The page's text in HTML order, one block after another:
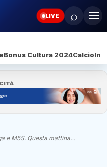
LIVE ⌕
Bonus Cultura 2024Calcio
e M5S. Questa mattina…